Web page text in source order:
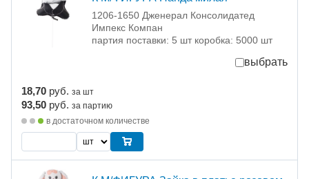
1206-1650 Дженерал Консолидатед
Импекс Компан
партия поставки: 5 шт коробка: 5000 шт
выбрать
18,70 руб. за шт
93,50 руб. за партию
в достаточном количестве